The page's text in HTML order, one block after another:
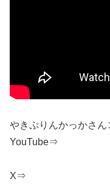
やきぷりんかっかさん
YouTube⇒
X⇒